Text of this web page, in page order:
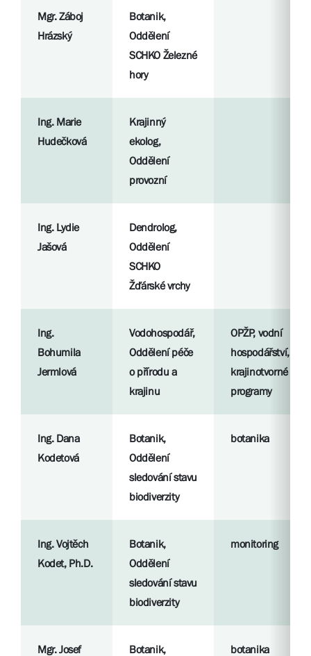
Mgr. Záboj
Hrázský
Botanik,
Oddělení
SCHKO Železné
hory
Ing. Marie
Hudečková
Krajinný
ekolog,
Oddělení
provozní
Ing. Lydie
Jašová
Dendrolog,
Oddělení
SCHKO
Žďárské vrchy
Ing.
Bohumila
Jermlová
Vodohospodář,
Oddělení péče
o přírodu a
krajinu
OPŽP, vodní
hospodářství,
krajinotvorné
programy
Ing. Dana
Kodetová
Botanik,
Oddělení
sledování stavu
biodiverzity
botanika
Ing. Vojtěch
Kodet, Ph.D.
Botanik,
Oddělení
sledování stavu
biodiverzity
monitoring
Mgr. Josef
Botanik,
botanika